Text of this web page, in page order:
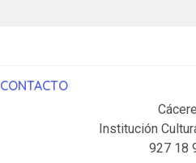
CONTACTO
Institución
927 18